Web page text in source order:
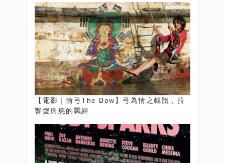
【電影｜情弓The Bow】弓為情之載體，拉
響愛與慾的羈絆